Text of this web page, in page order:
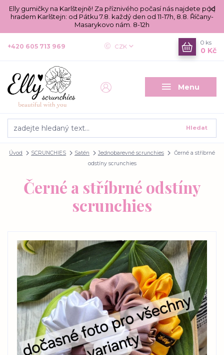
Elly gumičky na Karlštejně! Za příznivého počasí nás najdete pod
hradem Karlštejn: od Pátku 7.8. každý den od 11-17h, 8.8. Říčany-
Masarykovo nám. 8-12h
Menu
CZK
Hledat
+420 605 713 969
0 ks
0 Kč
Úvod SCRUNCHIES Satén Jednobarevné scrunchies
Černé a stříbrné
odstíny scrunchies
Černé a stříbrné odstíny
scrunchies